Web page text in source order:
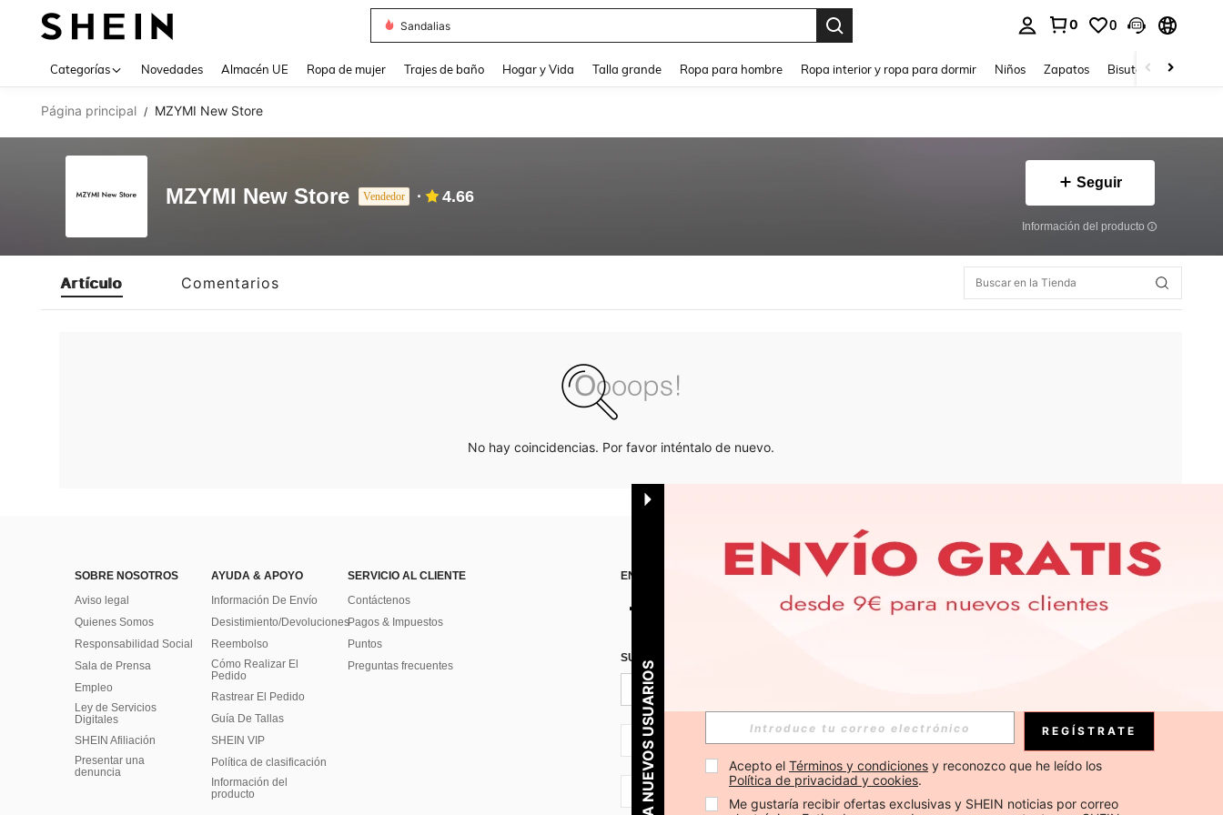
Sandalias
0 0
Categorías Novedades Almacén UE Ropa de mujer Trajes de baño Hogar y Vida Talla grande Ropa para hombre Ropa interior y ropa para dormir Niños Zapatos Bisutería Y
Página principal / MZYMI New Store
MZYMI New Store Vendedor 4.66
Seguir
Información del producto
Artículo Comentarios
No hay coincidencias. Por favor inténtalo de nuevo.
SOBRE NOSOTROS
Aviso legal
Quienes Somos
Responsabilidad Social
Sala de Prensa
Empleo
Ley de Servicios
Digitales
SHEIN Afiliación
Presentar una
denuncia
AYUDA & APOYO
Información De Envío
Desistimiento/Devoluciones
Reembolso
Cómo Realizar El
Pedido
Rastrear El Pedido
Guía De Tallas
SHEIN VIP
Política de clasificación
​Información del
producto
SERVICIO AL CLIENTE
Contáctenos
Pagos & Impuestos
Puntos
Preguntas frecuentes
ENCUÉNTRANOS EN APP
SUSCRÍBETE PARA RECIBIR OFERTAS EXCLUSIVAS, PROMOCIONES Y NOTICIAS DE SHEIN
ES + 34
ES + 34
PARA NUEVOS USUARIOS REGÍSTRATE
Acepto el Términos y condiciones y reconozco que he leído los
Política de privacidad y cookies.
Me gustaría recibir ofertas exclusivas y SHEIN noticias por correo